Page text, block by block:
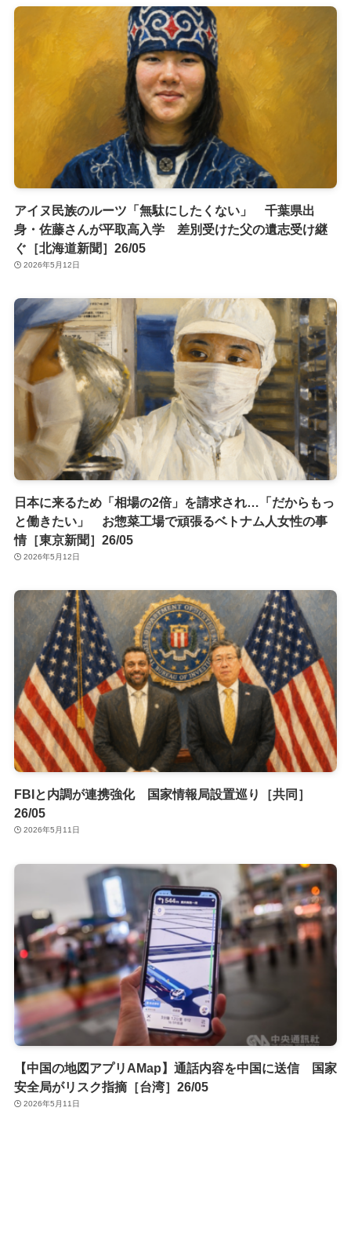
アイヌ民族のルーツ「無駄にしたくない」 千葉県出
身・佐藤さんが平取高入学 差別受けた父の遺志受け継
ぐ［北海道新聞］26/05
2026年5月12日
日本に来るため「相場の2倍」を請求され…「だからもっ
と働きたい」 お惣菜工場で頑張るベトナム人女性の事
情［東京新聞］26/05
2026年5月12日
FBIと内調が連携強化 国家情報局設置巡り［共同］
26/05
2026年5月11日
【中国の地図アプリAMap】通話内容を中国に送信 国家
安全局がリスク指摘［台湾］26/05
2026年5月11日